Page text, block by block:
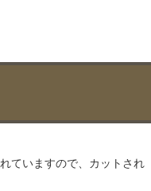
ていますので、カットされ